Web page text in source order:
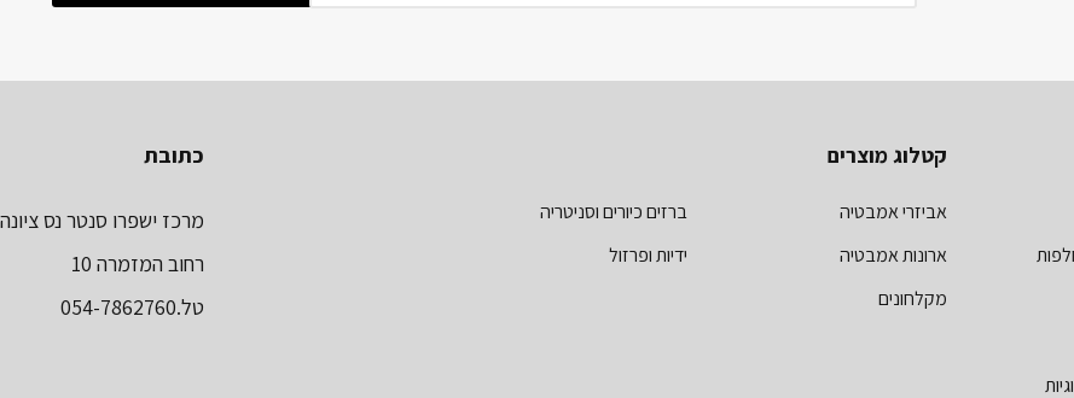
קטלוג מוצרים
אביזרי אמבטיה
ארונות אמבטיה
מקלחונים
ברזים כיורים וסניטריה
ידיות ופרזול
כתובת
מרכז ישפרו סנטר נס ציונה
רחוב המזמרה 10
טל.054-7862760